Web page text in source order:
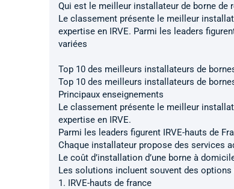
Qui est le meilleur installateur de borne de
Le classement présente le meilleur
expertise en IRVE. Parmi les leaders
variées
Top 10 des meilleurs installateurs de
Top 10 des meilleurs installateurs de
Principaux enseignements
Le classement présente le meilleur
expertise en IRVE.
Parmi les leaders figurent IRVE-hauts de
Chaque installateur propose des services
Le coût d’installation d’une borne à
Les solutions incluent souvent des
1. IRVE-hauts de france